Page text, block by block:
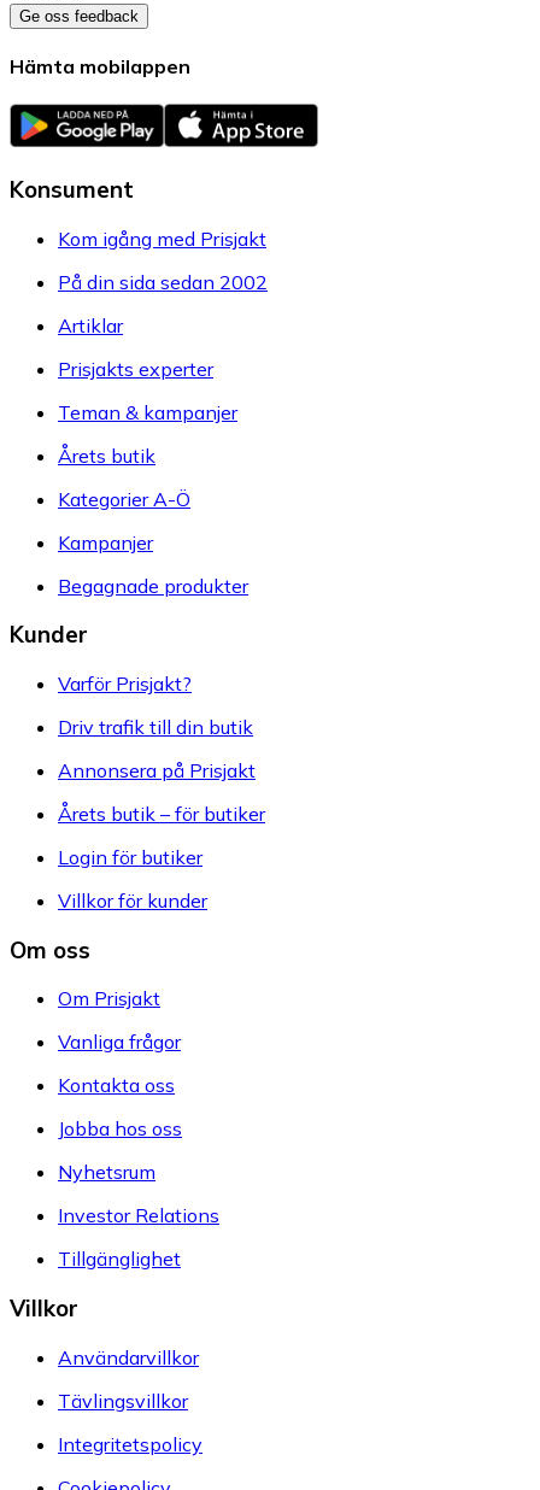
Ge oss feedback
Hämta mobilappen
Konsument
Kom igång med Prisjakt
På din sida sedan 2002
Artiklar
Prisjakts experter
Teman & kampanjer
Årets butik
Kategorier A-Ö
Kampanjer
Begagnade produkter
Kunder
Varför Prisjakt?
Driv trafik till din butik
Annonsera på Prisjakt
Årets butik – för butiker
Login för butiker
Villkor för kunder
Om oss
Om Prisjakt
Vanliga frågor
Kontakta oss
Jobba hos oss
Nyhetsrum
Investor Relations
Tillgänglighet
Villkor
Användarvillkor
Tävlingsvillkor
Integritetspolicy